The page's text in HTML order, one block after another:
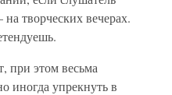
творческих вечерах.
при этом весьма
иногда упрекнуть в